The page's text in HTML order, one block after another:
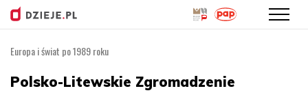
treści
Europa i świat po 1989 roku
Polsko-Litewskie Zgromadzenie